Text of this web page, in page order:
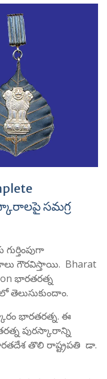
సమగ్ర
గౌరవిస్తాయి. Bharat
భారతరత్న
భారతరత్న. ఈ
పురస్కారాన్ని
తొలి రాష్ట్రపతి డా.